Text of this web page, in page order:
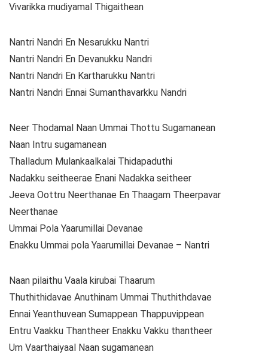
Vivarikka mudiyamal Thigaithean
Nantri Nandri En Nesarukku Nantri
Nantri Nandri En Devanukku Nandri
Nantri Nandri En Kartharukku Nantri
Nantri Nandri Ennai Sumanthavarkku Nandri
Neer Thodamal Naan Ummai Thottu Sugamanean
Naan Intru sugamanean
Thalladum Mulankaalkalai Thidapaduthi
Nadakku seitheerae Enani Nadakka seitheer
Jeeva Oottru Neerthanae En Thaagam Theerpavar
Neerthanae
Ummai Pola Yaarumillai Devanae
Enakku Ummai pola Yaarumillai Devanae – Nantri
Naan pilaithu Vaala kirubai Thaarum
Thuthithidavae Anuthinam Ummai Thuthithdavae
Ennai Yeanthuvean Sumappean Thappuvippean
Entru Vaakku Thantheer Enakku Vakku thantheer
Um Vaarthaiyaal Naan sugamanean